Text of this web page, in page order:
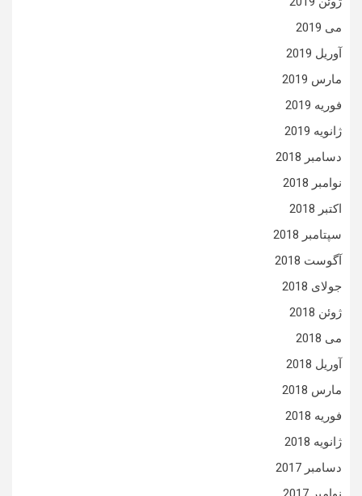
می 2019
آوریل 2019
مارس 2019
فوریه 2019
ژانویه 2019
دسامبر 2018
نوامبر 2018
اکتبر 2018
سپتامبر 2018
آگوست 2018
جولای 2018
ژوئن 2018
می 2018
آوریل 2018
مارس 2018
فوریه 2018
ژانویه 2018
دسامبر 2017